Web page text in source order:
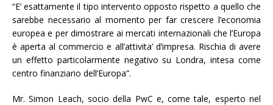
“E’ esattamente il tipo intervento opposto rispetto a quello che
sarebbe necessario al momento per far crescere l’economia
europea e per dimostrare ai mercati internazionali che l’Europa
è aperta al commercio e all’attivita’ d’impresa. Rischia di avere
un effetto particolarmente negativo su Londra, intesa come
centro finanziario dell’Europa”.
Mr. Simon Leach, socio della PwC e, come tale, esperto nel